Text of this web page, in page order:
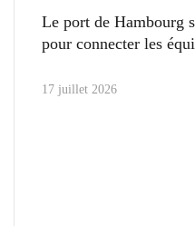
Le port de Hambourg
pour connecter les
17 juillet 2026